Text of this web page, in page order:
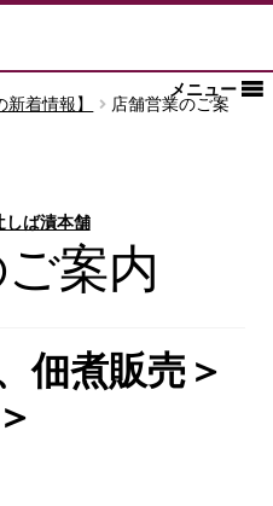
メニュー
新着情報】
店舗営業のご案
しば漬本舗
案内
佃煮販売＞